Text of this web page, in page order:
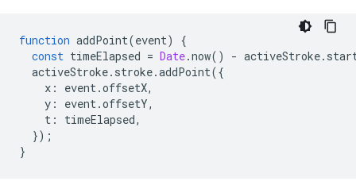
function addPoint(event)
{
const timeElapsed = Date.now() - activeStroke.
activeStroke. stroke.addPoint({
x : event.offsetX,
y : event.offsetY,
t : timeElapsed,
});
}